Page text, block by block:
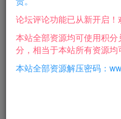
积分免费兑换！
亲测截图：
论坛评论功能已从新开启！
本站全部资源均可使用积
分，相当于本站所有资源均
本站全部资源解压密码：